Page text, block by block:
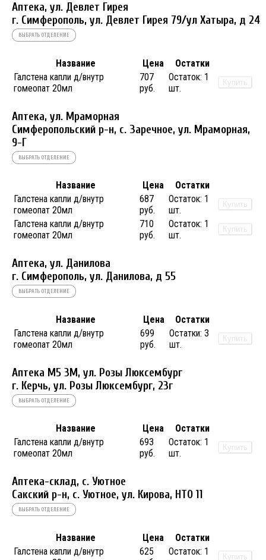
Аптека, ул. Девлет Гирея
г. Симферополь, ул. Девлет Гирея 79/ул Хатыра, д 24
ВЫБРАТЬ ОТДЕЛЕНИЕ
Название Цена
Остатки
Галстена капли д/внутр
гомеопат 20мл
707
руб.
Остаток: 1
шт.
Купить
Аптека, ул. Мраморная
Симферопольский р-н, с. Заречное, ул. Мраморная,
9-Г
ВЫБРАТЬ ОТДЕЛЕНИЕ
Название Цена
Остатки
Галстена капли д/внутр
гомеопат 20мл
687
руб.
Остаток: 1
шт.
Купить
Галстена капли д/внутр
гомеопат 20мл
710
руб.
Остаток: 1
шт.
Купить
Аптека, ул. Данилова
г. Симферополь, ул. Данилова, д 55
ВЫБРАТЬ ОТДЕЛЕНИЕ
Название Цена
Остатки
Галстена капли д/внутр
гомеопат 20мл
699
руб.
Остатки: 3
шт.
Купить
Аптека М5 3М, ул. Розы Люксембург
г. Керчь, ул. Розы Люксембург, 23г
ВЫБРАТЬ ОТДЕЛЕНИЕ
Название Цена
Остатки
Галстена капли д/внутр
гомеопат 20мл
693
руб.
Остаток: 1
шт.
Купить
Аптека-склад, с. Уютное
Сакский р-н, с. Уютное, ул. Кирова, НТО 11
ВЫБРАТЬ ОТДЕЛЕНИЕ
Название Цена
Остатки
Галстена капли д/внутр
625
Остаток: 1
Купить